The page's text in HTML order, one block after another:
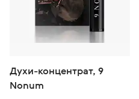
Духи-концентрат, 9
Nonum